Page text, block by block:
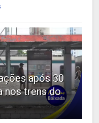
após 30
nos trens do